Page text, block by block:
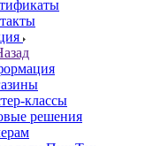
классы
решения